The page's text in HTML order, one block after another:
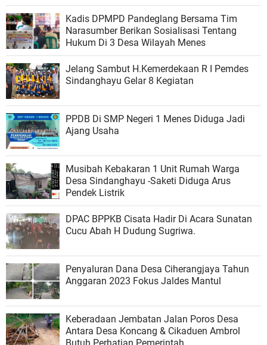
Kadis DPMPD Pandeglang Bersama Tim
Narasumber Berikan Sosialisasi Tentang
Hukum Di 3 Desa Wilayah Menes
Jelang Sambut H.Kemerdekaan R I Pemdes
Sindanghayu Gelar 8 Kegiatan
PPDB Di SMP Negeri 1 Menes Diduga Jadi
Ajang Usaha
Musibah Kebakaran 1 Unit Rumah Warga
Desa Sindanghayu -Saketi Diduga Arus
Pendek Listrik
DPAC BPPKB Cisata Hadir Di Acara Sunatan
Cucu Abah H Dudung Sugriwa.
Penyaluran Dana Desa Ciherangjaya Tahun
Anggaran 2023 Fokus Jaldes Mantul
Keberadaan Jembatan Jalan Poros Desa
Antara Desa Koncang & Cikaduen Ambrol